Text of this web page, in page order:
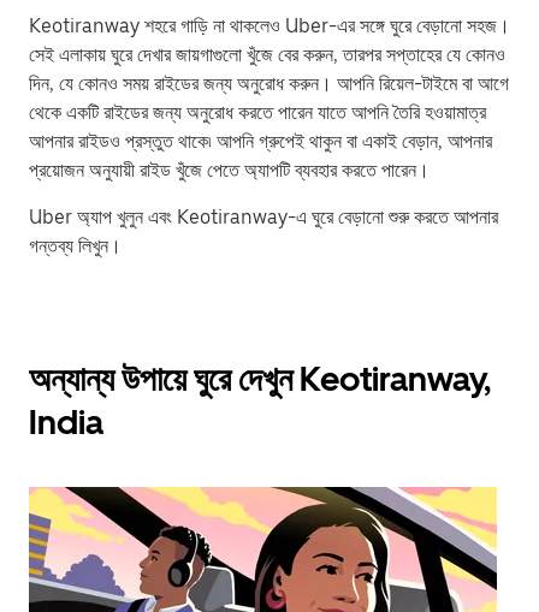
Keotiranway শহরে গাড়ি না থাকলেও Uber-এর সঙ্গে ঘুরে বেড়ানো সহজ।
সেই এলাকায় ঘুরে দেখার জায়গাগুলো খুঁজে বের করুন, তারপর সপ্তাহের যে কোনও
দিন, যে কোনও সময় রাইডের জন্য অনুরোধ করুন। আপনি রিয়েল-টাইমে বা আগে
থেকে একটি রাইডের জন্য অনুরোধ করতে পারেন যাতে আপনি তৈরি হওয়ামাত্র
আপনার রাইডও প্রস্তুত থাকে৷ আপনি গ্রুপেই থাকুন বা একাই বেড়ান, আপনার
প্রয়োজন অনুযায়ী রাইড খুঁজে পেতে অ্যাপটি ব্যবহার করতে পারেন।
Uber অ্যাপ খুলুন এবং Keotiranway-এ ঘুরে বেড়ানো শুরু করতে আপনার
গন্তব্য লিখুন।
অন্যান্য উপায়ে ঘুরে দেখুন Keotiranway,
India